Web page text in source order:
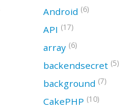
Android (6)
API (17)
array (6)
backendsecret (5)
background (7)
CakePHP (10)